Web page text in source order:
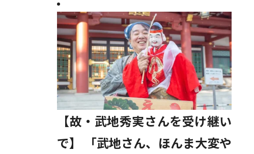
【故・武地秀実さんを受け継い
で】 「武地さん、ほんま大変や